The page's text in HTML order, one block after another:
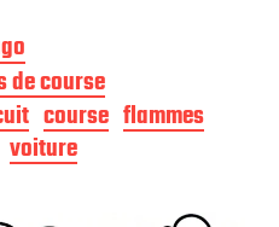
de course
course flammes
voiture